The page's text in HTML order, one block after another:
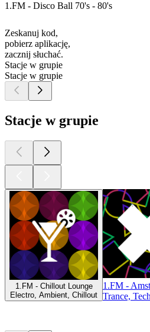
1.FM - Disco Ball 70's - 80's
Zeskanuj kod,
pobierz aplikację,
zacznij słuchać.
Stacje w grupie
Stacje w grupie
Stacje w grupie
1.FM - Chillout Lounge
Electro, Ambient, Chillout
1.FM -
Trance,